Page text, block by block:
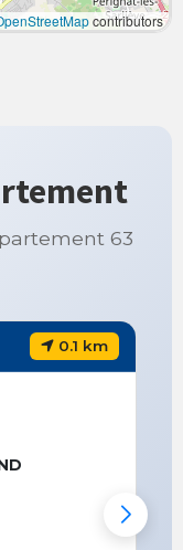
contributors
63
0.1 km